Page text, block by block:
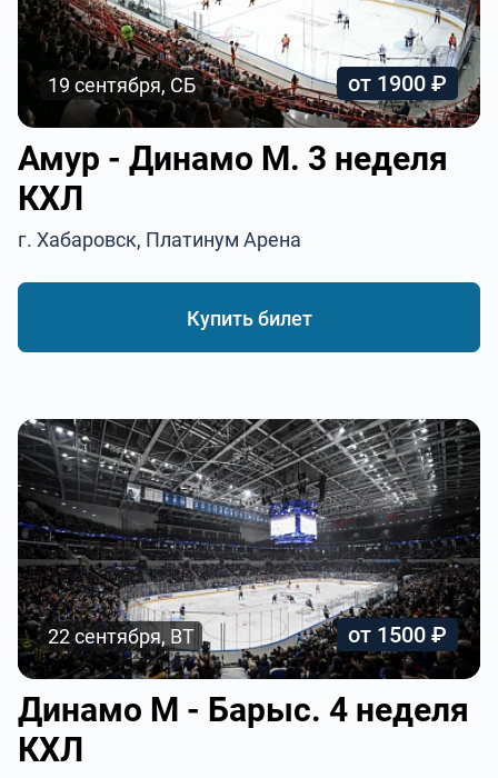
19 сентября, СБ от 1900 ₽
Амур - Динамо М. 3 неделя
КХЛ
г. Хабаровск, Платинум Арена
Купить билет
22 сентября, ВТ от 1500 ₽
Динамо М - Барыс. 4 неделя
КХЛ